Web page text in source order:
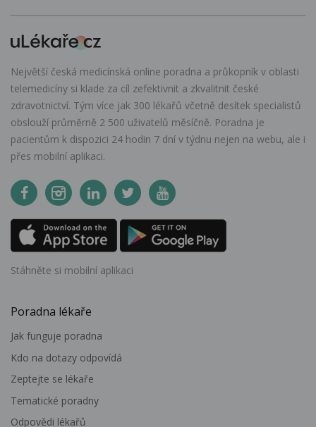
Největší česká medicínská online poradna a průkopník v oblasti
telemedicíny si klade za cíl zefektivnit a zkvalitnit české
zdravotnictví. Tým více jak 300 lékařů včetně desítek specialistů
obslouží průměrně 2 500 uživatelů měsíčně. Poradna je
pacientům k dispozici 24 hodin 7 dní v týdnu nejen na webu, ale i
přes mobilní aplikaci.
Stáhněte si mobilní aplikaci
Poradna lékaře
Jak funguje poradna
Kdo na dotazy odpovídá
Zeptejte se lékaře
Tematické poradny
Odpovědi lékařů